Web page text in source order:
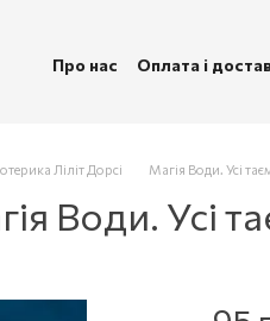
Про нас Оплата і
Ліліт Дорсі Магія Води. Усі
Води. Усі